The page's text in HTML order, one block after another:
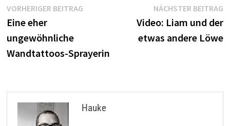
Beitragsnavigation
VORHERIGER BEITRAGVorheriger
Eine eher
ungewöhnliche
Wandtattoos-Sprayerin
NÄCHSTER BEITRAG
Video: Liam und der
etwas andere Löwe
Hauke